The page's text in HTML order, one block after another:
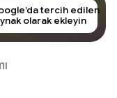
tercih edilen
olarak ekleyin